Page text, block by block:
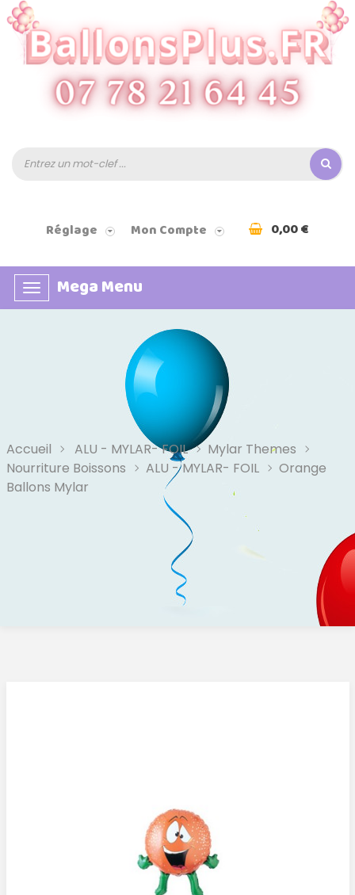
Réglage Mon Compte 0,00 €
Basculer
la
Mega Menu
Accueil ALU - MYLAR- FOIL
Mylar Themes
Nourriture Boissons
ALU - MYLAR- FOIL
Orange
Ballons Mylar